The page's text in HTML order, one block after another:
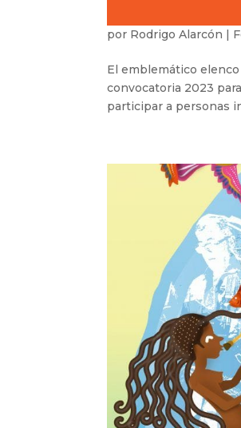
por Rodrigo Alarcón |
El emblemático
convocatoria 2023
participar a personas